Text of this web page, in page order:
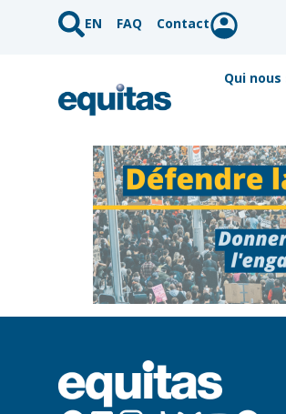
EN FAQ Contact
Qui